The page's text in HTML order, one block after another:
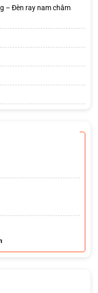
– Đèn ray nam châm